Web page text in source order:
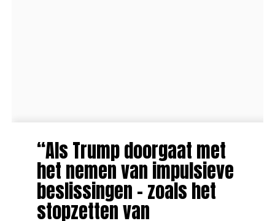
“Als Trump doorgaat met
het nemen van impulsieve
beslissingen – zoals het
stopzetten van